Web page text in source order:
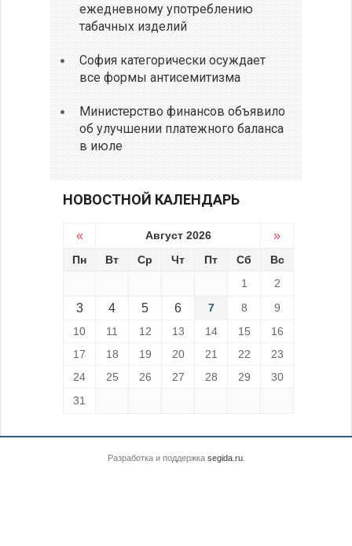
ежедневному употреблению
табачных изделий
София категорически осуждает
все формы антисемитизма
Министерство финансов объявило
об улучшении платежного баланса
в июле
НОВОСТНОЙ КАЛЕНДАРЬ
« Август 2026 »
Пн Вт Ср Чт Пт Сб
Вс
1
2
3 4 5 6 7 8
9
10
11 12 13 14 15
16
17
18 19 20 21 22
23
24
25 26 27 28 29
30
31
Разработка и поддержка segida.ru.